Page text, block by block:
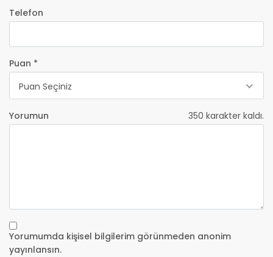
Telefon
Puan *
Puan Seçiniz
Yorumun 350 karakter kaldı.
Yorumumda kişisel bilgilerim görünmeden anonim
yayınlansın.